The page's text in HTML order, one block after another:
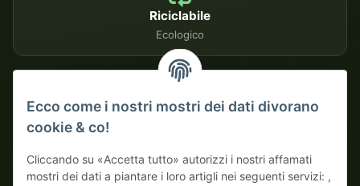
Riciclabile
Ecologico
Su fattura
Ecco come i nostri mostri dei dati divorano
cookie & co!
Cliccando su «Accetta tutto» autorizzi i nostri affamati
mostri dei dati a piantare i loro artigli nei seguenti servizi: ,